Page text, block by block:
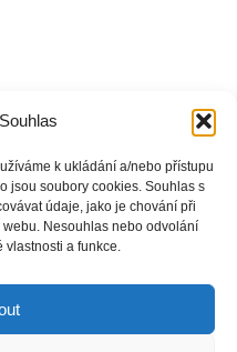
k ukládání a/nebo přístupu
jsou soubory cookies. Souhlas s
údaje, jako je chování při
Nesouhlas nebo odvolání
vlastnosti a funkce.